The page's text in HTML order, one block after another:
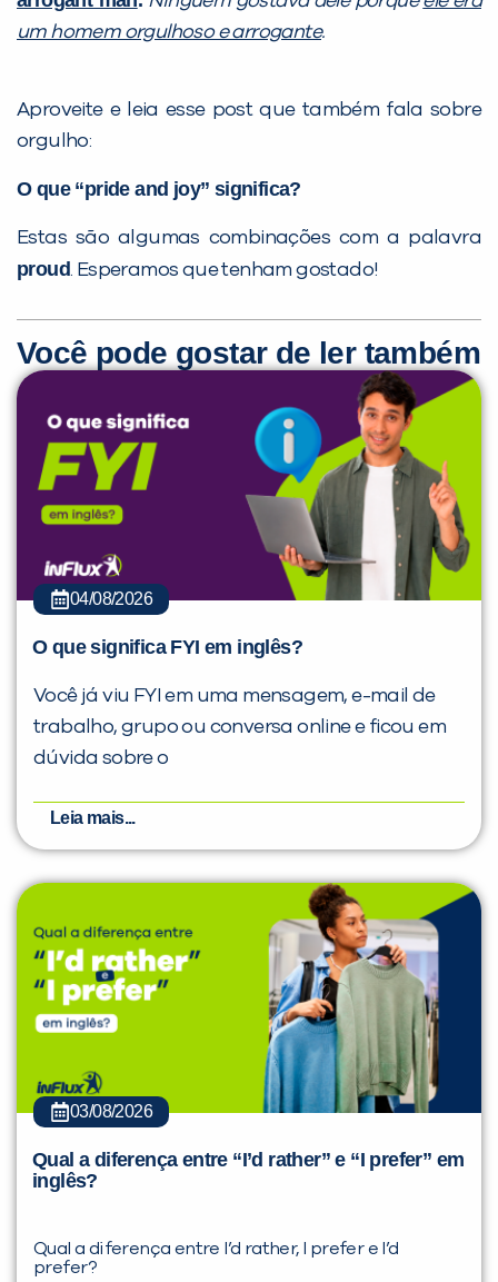
um homem orgulhoso e arrogante.
Aproveite e leia esse post que também fala sobre
orgulho:
O que “pride and joy” significa?
Estas são algumas combinações com a palavra
proud. Esperamos que tenham gostado!
Você pode gostar de ler também
04/08/2026
O que significa FYI em inglês?
Você já viu FYI em uma mensagem, e-mail de
trabalho, grupo ou conversa online e ficou em
dúvida sobre o
Leia mais...
03/08/2026
Qual a diferença entre “I’d rather” e “I prefer” em
inglês?
Qual a diferença entre I’d rather, I prefer e I’d
prefer?